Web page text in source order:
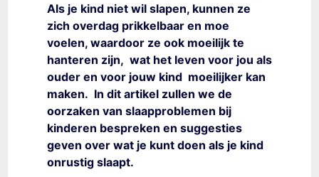
Als je kind niet wil slapen, kunnen ze
zich overdag prikkelbaar en moe
voelen, waardoor ze ook moeilijk te
hanteren zijn, wat het leven voor jou als
ouder en voor jouw kind moeilijker kan
maken. In dit artikel zullen we de
oorzaken van slaapproblemen bij
kinderen bespreken en suggesties
geven over wat je kunt doen als je kind
onrustig slaapt.